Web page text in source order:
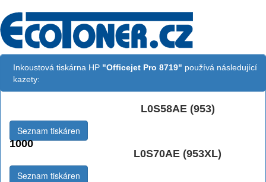
Inkoustová tiskárna HP "Officejet Pro 8719" používá následující
kazety:
L0S58AE (953)
1000
Seznam tiskáren
L0S70AE (953XL)
Seznam tiskáren